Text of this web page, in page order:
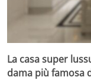
La casa super
dama più famosa